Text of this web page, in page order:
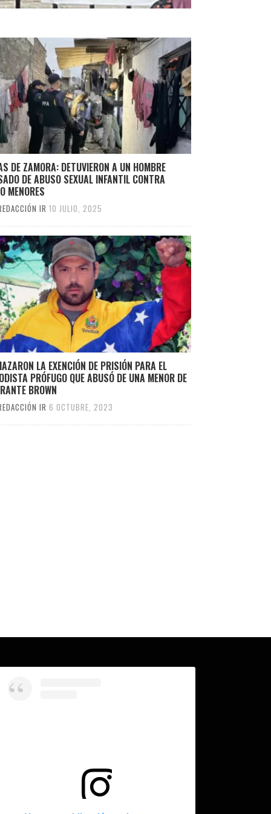
DE ZAMORA: DETUVIERON A UN HOMBRE
DE ABUSO SEXUAL INFANTIL CONTRA
MENORES
IR 10 JULIO, 2025
LA EXENCIÓN DE PRISIÓN PARA EL
PRÓFUGO QUE ABUSÓ DE UNA MENOR DE
BROWN
IR 6 OCTUBRE, 2023